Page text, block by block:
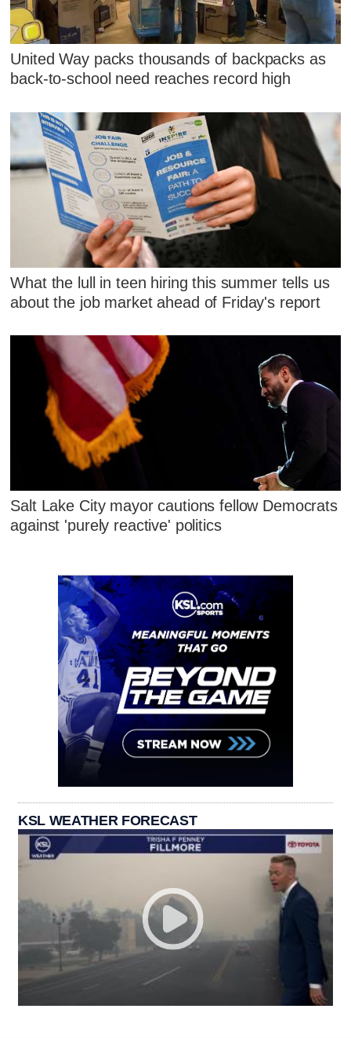
United Way packs thousands of backpacks as
back-to-school need reaches record high
What the lull in teen hiring this summer tells us
about the job market ahead of Friday's report
Salt Lake City mayor cautions fellow Democrats
against 'purely reactive' politics
KSL WEATHER FORECAST